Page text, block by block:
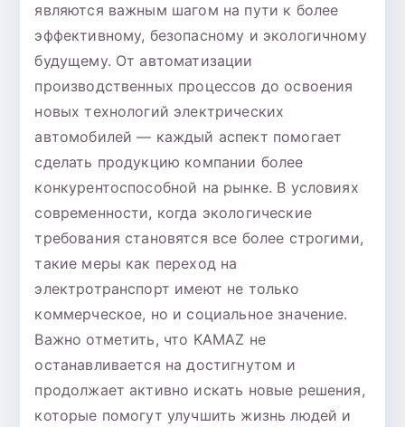
являются важным шагом на пути к более
эффективному, безопасному и экологичному
будущему. От автоматизации
производственных процессов до освоения
новых технологий электрических
автомобилей — каждый аспект помогает
сделать продукцию компании более
конкурентоспособной на рынке. В условиях
современности, когда экологические
требования становятся все более строгими,
такие меры как переход на
электротранспорт имеют не только
коммерческое, но и социальное значение.
Важно отметить, что KAMAZ не
останавливается на достигнутом и
продолжает активно искать новые решения,
которые помогут улучшить жизнь людей и